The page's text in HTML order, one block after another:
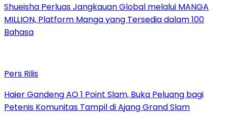
Shueisha Perluas Jangkauan Global melalui MANGA
MILLION, Platform Manga yang Tersedia dalam 100
Bahasa
Pers Rilis
Haier Gandeng AO 1 Point Slam, Buka Peluang bagi
Petenis Komunitas Tampil di Ajang Grand Slam